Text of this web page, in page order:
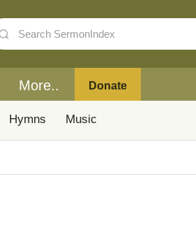
More.. Donate
Hymns Music